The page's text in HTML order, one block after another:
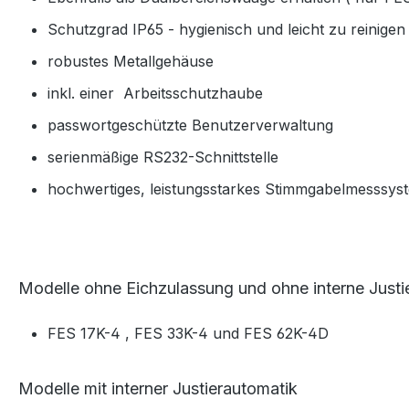
Schutzgrad IP65 - hygienisch und leicht zu reinigen
robustes Metallgehäuse
inkl. einer Arbeitsschutzhaube
passwortgeschützte Benutzerverwaltung
serienmäßige RS232-Schnittstelle
hochwertiges, leistungsstarkes
Modelle ohne Eichzulassung und ohne interne
FES 17K-4 , FES 33K-4 und FES 62K-4D
Modelle mit interner Justierautomatik